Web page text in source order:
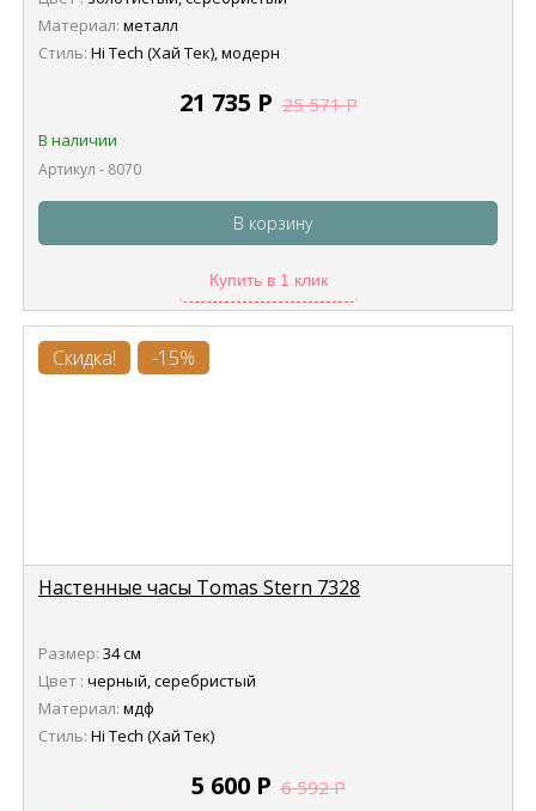
Материал: металл
Стиль: Hi Tech (Хай Тек), модерн
21 735 Р 25 571Р
В наличии
Артикул - 8070
В корзину
Купить в 1 клик
Скидка! -15%
Настенные часы Tomas Stern 7328
Размер: 34 см
Цвет : черный, серебристый
Материал: мдф
Стиль: Hi Tech (Хай Тек)
5 600 Р 6 592Р